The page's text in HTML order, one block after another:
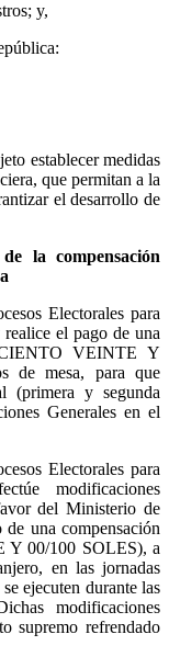
y,
establecer medidas
que permitan a la
el desarrollo de
la compensación
Electorales para
el pago de una
VEINTE Y
de mesa, para que
(primera y segunda
Generales en el
Electorales para
modificaciones
del Ministerio de
una compensación
Y 00/100 SOLES), a
en las jornadas
ejecuten durante las
modificaciones
supremo refrendado